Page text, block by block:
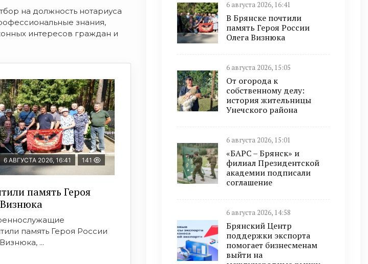
на должность нотариуса
знания,
интересов граждан и
6 АВГУСТА 2026, 16:41 141
память Героя
память Героя России
...
6 августа 2026, 16:41
В Брянске почтили
память Героя России
Олега Визнюка
6 августа 2026, 15:05
От огорода к
собственному делу:
история жительницы
Унечского района
6 августа 2026, 15:01
«БАРС – Брянск» и
филиал Президентской
академии подписали
соглашение
6 августа 2026, 14:58
Брянский Центр
поддержки экспорта
помогает бизнесменам
выйти на